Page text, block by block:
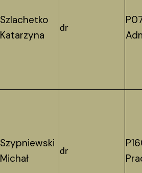
Szlachetko
Katarzyna
dr
Szypniewski
Michał
dr